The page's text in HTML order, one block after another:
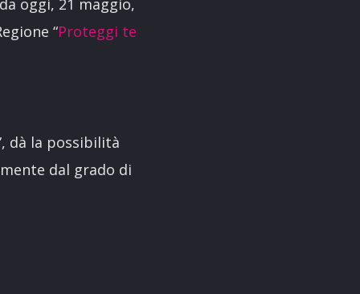
oggi, 21 maggio,
“Proteggi te
dà la possibilità
dal grado di